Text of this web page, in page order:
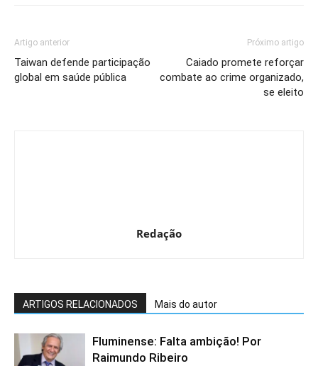
Artigo anterior
Taiwan defende participação
global em saúde pública
Próximo artigo
Caiado promete reforçar
combate ao crime organizado,
se eleito
Redação
ARTIGOS RELACIONADOS Mais do autor
Fluminense: Falta ambição! Por
Raimundo Ribeiro